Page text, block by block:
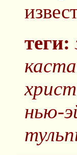
теги:
нью-